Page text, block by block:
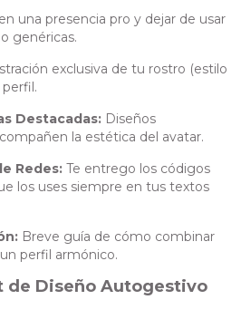
una presencia pro y dejar de usar
genéricas.
exclusiva de tu rostro (estilo
Destacadas: Diseños
la estética del avatar.
Redes: Te entrego los códigos
los uses siempre en tus textos
Breve guía de cómo combinar
perfil armónico.
de Diseño Autogestivo